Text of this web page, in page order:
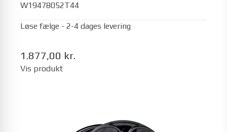
W19478052T44
Løse fælge - 2-4 dages levering
1.877,00 kr.
Vis produkt